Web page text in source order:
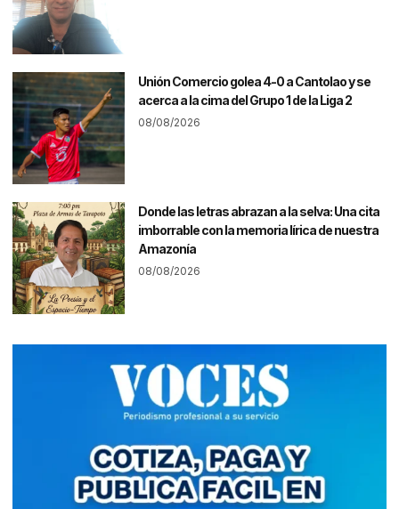
Unión Comercio golea 4-0 a Cantolao y se
acerca a la cima del Grupo 1 de la Liga 2
08/08/2026
Donde las letras abrazan a la selva: Una cita
imborrable con la memoria lírica de nuestra
Amazonía
08/08/2026